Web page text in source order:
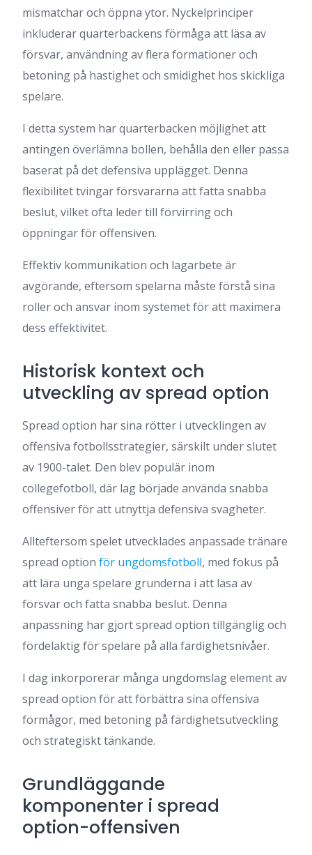
mismatchar och öppna ytor. Nyckelprinciper
inkluderar quarterbackens förmåga att läsa av
försvar, användning av flera formationer och
betoning på hastighet och smidighet hos skickliga
spelare.
I detta system har quarterbacken möjlighet att
antingen överlämna bollen, behålla den eller passa
baserat på det defensiva upplägget. Denna
flexibilitet tvingar försvararna att fatta snabba
beslut, vilket ofta leder till förvirring och
öppningar för offensiven.
Effektiv kommunikation och lagarbete är
avgörande, eftersom spelarna måste förstå sina
roller och ansvar inom systemet för att maximera
dess effektivitet.
Historisk kontext och
utveckling av spread option
Spread option har sina rötter i utvecklingen av
offensiva fotbollsstrategier, särskilt under slutet
av 1900-talet. Den blev populär inom
collegefotboll, där lag började använda snabba
offensiver för att utnyttja defensiva svagheter.
Allteftersom spelet utvecklades anpassade tränare
spread option för ungdomsfotboll, med fokus på
att lära unga spelare grunderna i att läsa av
försvar och fatta snabba beslut. Denna
anpassning har gjort spread option tillgänglig och
fördelaktig för spelare på alla färdighetsnivåer.
I dag inkorporerar många ungdomslag element av
spread option för att förbättra sina offensiva
förmågor, med betoning på färdighetsutveckling
och strategiskt tänkande.
Grundläggande
komponenter i spread
option-offensiven